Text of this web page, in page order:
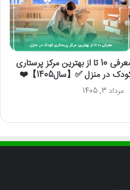
معرفی 10 تا از بهترین مرکز پرستاری
در منزل ✅【سال1405】❤️
مرداد 3, 1405